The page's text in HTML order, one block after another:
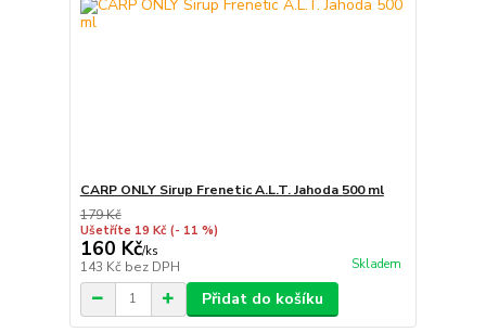
CARP ONLY Sirup Frenetic A.L.T. Jahoda 500 ml
179 Kč
Ušetříte 19 Kč (- 11 %)
160 Kč/ks
143 Kč bez DPH Skladem
Přidat do košíku